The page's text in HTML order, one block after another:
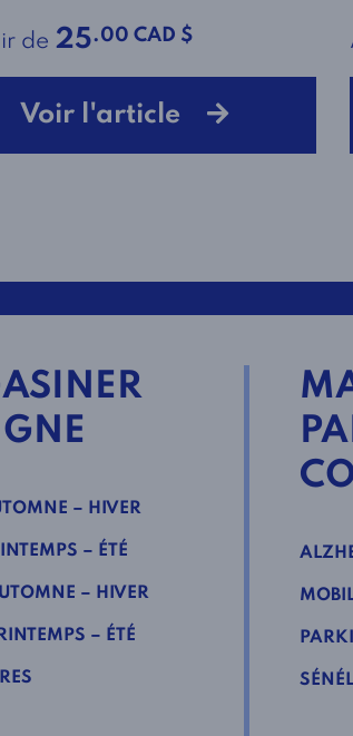
de 25.00 CAD $
Voir l'article
– HIVER
– ÉTÉ
– HIVER
– ÉTÉ